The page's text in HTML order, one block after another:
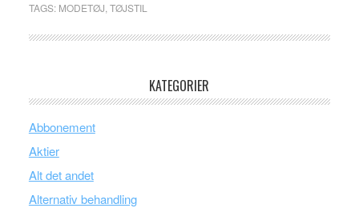
TAGS: MODETØJ TØJSTIL
KATEGORIER
Abbonement
Aktier
Alt det andet
Alternativ behandling